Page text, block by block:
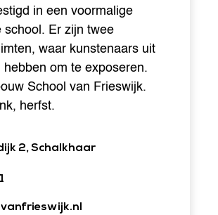
in een voormalige
Er zijn twee
waar kunstenaars uit
om te exposeren.
School van Frieswijk.
herfst.
2, Schalkhaar